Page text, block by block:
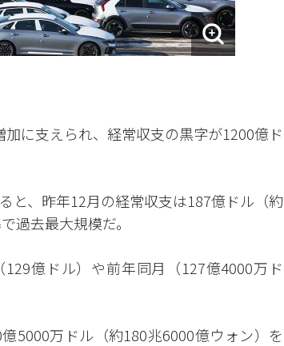
に支えられ、経常収支の黒字が1200億ド
と、昨年12月の経常収支は187億ドル（約
過去最大規模だ。
億ドル）や前年同月（127億4000万ド
5000万ドル（約180兆6000億ウォン）を